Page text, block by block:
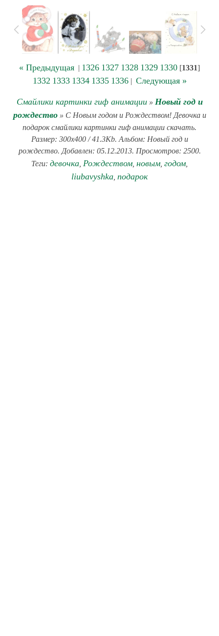
« Предыдущая | 1326 1327 1328 1329 1330 [1331]
1332 1333 1334 1335 1336| Следующая »
Смайлики картинки гиф анимации» Новый год и
рождество» С Новым годом и Рождеством! Девочка и
подарок смайлики картинки гиф анимации скачать.
Размер: 300x400 / 41.3Kb. Альбом: Новый год и
рождество. Добавлен: 05.12.2013. Просмотров: 2500.
Теги: девочка Рождеством новым годом
liubavyshka подарок